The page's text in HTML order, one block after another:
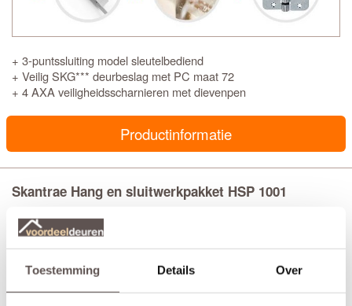
Toestemming Details Over
+ 3-puntssluiting model sleutelbediend
+ Veilig SKG*** deurbeslag met PC maat 72
+ 4 AXA veiligheidsscharnieren met dievenpen
Productinformatie
Skantrae Hang en sluitwerkpakket HSP 1001